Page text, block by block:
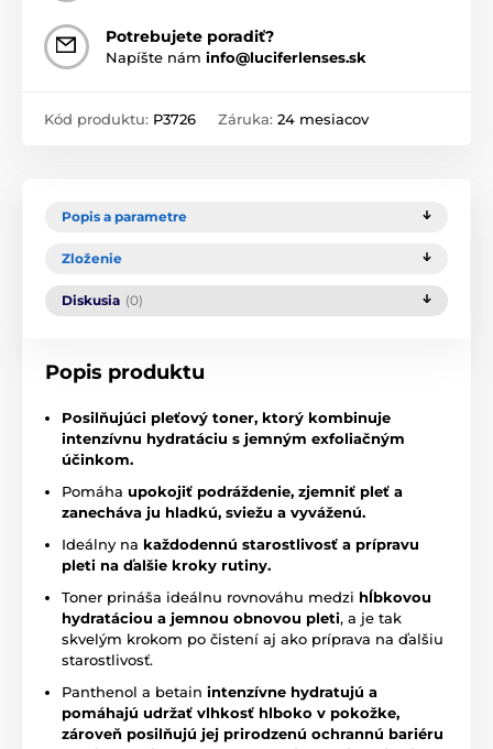
Potrebujete poradiť?
Napíšte nám info@luciferlenses.sk
Kód produktu: P3726 Záruka: 24 mesiacov
Popis a parametre
Zloženie
Diskusia (0)
Popis produktu
Posilňujúci pleťový toner, ktorý kombinuje
intenzívnu hydratáciu s jemným exfoliačným
účinkom.
Pomáha upokojiť podráždenie, zjemniť pleť a
zanecháva ju hladkú, sviežu a vyváženú.
Ideálny na každodennú starostlivosť a prípravu
pleti na ďalšie kroky rutiny.
Toner prináša ideálnu rovnováhu medzi hĺbkovou
hydratáciou a jemnou obnovou pleti, a je tak
skvelým krokom po čistení aj ako príprava na ďalšiu
starostlivosť.
Panthenol a betain intenzívne hydratujú a
pomáhajú udržať vlhkosť hlboko v pokožke,
zároveň posilňujú jej prirodzenú ochrannú bariéru